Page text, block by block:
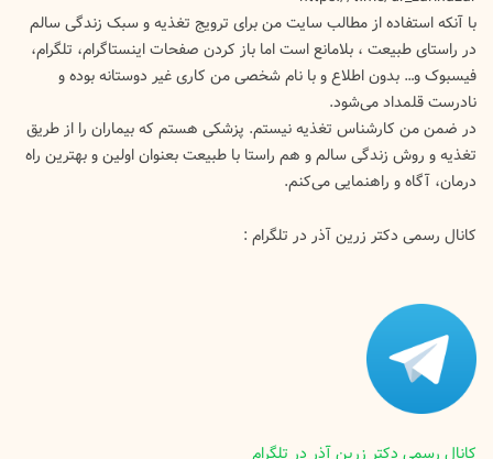
با آنکه استفاده از مطالب سایت من برای ترویج تغذیه و سبک زندگی سالم
در راستای طبیعت ، بلامانع است اما باز کردن صفحات اینستاگرام، تلگرام،
فیسبوک و… بدون اطلاع و با نام شخصی من کاری غیر دوستانه بوده و
نادرست قلمداد می‌شود.
در ضمن من کارشناس تغذیه نیستم. پزشکی هستم که بیماران را از طریق
تغذیه و روش زندگی سالم و هم راستا با طبیعت بعنوان اولین و بهترین راه
درمان، آگاه و راهنمایی می‌کنم.
کانال رسمی دکتر زرین آذر در تلگرام :
کانال رسمی دکتر زرین آذر در تلگرام